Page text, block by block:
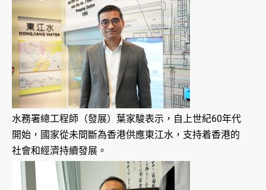
水務署總工程師（發展）葉家駿表示，自上世紀60年代
開始，國家從未間斷為香港供應東江水，支持着香港的
社會和經濟持續發展。